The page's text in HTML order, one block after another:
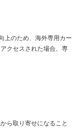
上のため、海外専用カー
クセスされた場合、専
ら取り寄せになること